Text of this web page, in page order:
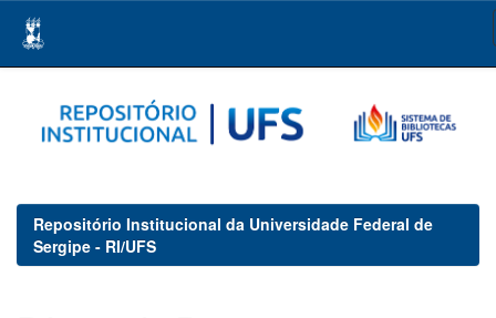
navigation
Repositório Institucional da Universidade Federal de
Sergipe - RI/UFS